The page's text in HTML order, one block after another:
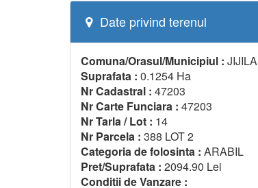
Date privind terenul
Comuna/Orasul/Municipiul : JIJILA
Suprafata : 0.1254 Ha
Nr Cadastral : 47203
Nr Carte Funciara : 47203
Nr Tarla / Lot : 14
Nr Parcela : 388 LOT 2
Categoria de folosinta : ARABIL
Pret/Suprafata : 2094.90 Lei
Conditii de Vanzare :